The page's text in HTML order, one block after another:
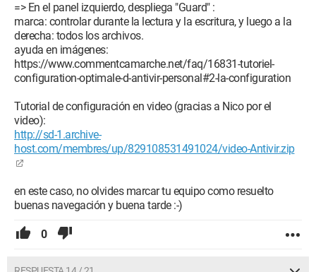
=> En el panel izquierdo, despliega "Guard" :
marca: controlar durante la lectura y la escritura, y luego a la
derecha: todos los archivos.
ayuda en imágenes:
https://www.commentcamarche.net/faq/16831-tutoriel-
configuration-optimale-d-antivir-personal#2-la-configuration
Tutorial de configuración en video (gracias a Nico por el
video):
http://sd-1.archive-
host.com/membres/up/829108531491024/video-Antivir.zip
en este caso, no olvides marcar tu equipo como resuelto
buenas navegación y buena tarde :-)
0